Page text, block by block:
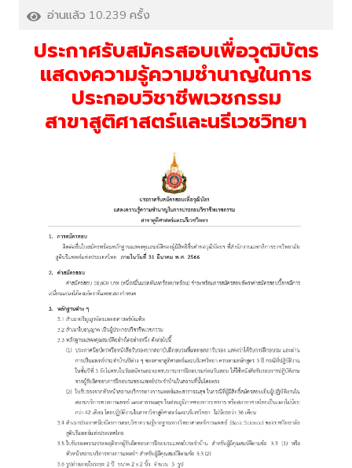
อ่านแล้ว 10.239 ครั้ง
ประกาศรับสมัครสอบเพื่อวุฒิบัตร
แสดงความรู้ความชำนาญในการ
ประกอบวิชาชีพเวชกรรม
สาขาสูติศาสตร์และนรีเวชวิทยา